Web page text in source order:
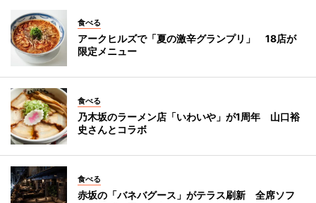
食べる
アークヒルズで「夏の激辛グランプリ」 18店が
限定メニュー
食べる
乃木坂のラーメン店「いわいや」が1周年 山口裕
史さんとコラボ
食べる
赤坂の「バネバグース」がテラス刷新 全席ソフ